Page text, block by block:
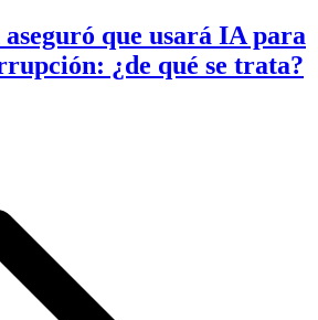
que usará IA para
¿de qué se trata?